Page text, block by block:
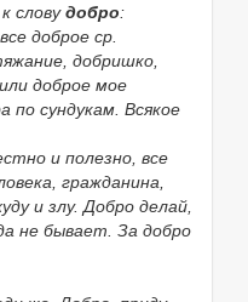
1) форма вежливого
добры, позвоните
и настойчивого
меня в покое.
при прощании с
а также
словудобро:
доброе ср.
добришко,
или доброе мое
по сундукам. Всякое
и полезно, все
гражданина,
и злу. Добро делай,
не бывает. За добро